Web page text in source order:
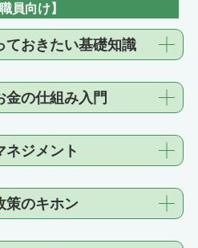
員向け】
ておきたい基礎知識
金の仕組み入門
ネジメント
策のキホン